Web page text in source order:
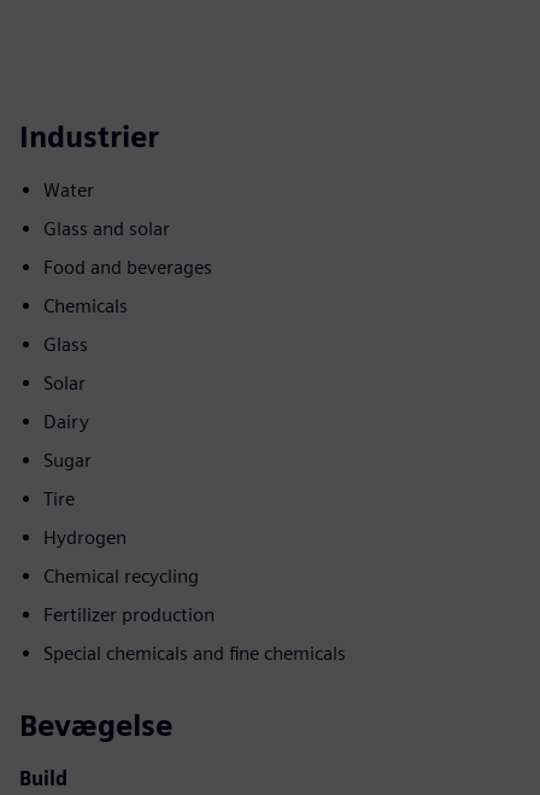
Industrier
Water
Glass and solar
Food and beverages
Chemicals
Glass
Solar
Dairy
Sugar
Tire
Hydrogen
Chemical recycling
Fertilizer production
Special chemicals and fine chemicals
Bevægelse
Build